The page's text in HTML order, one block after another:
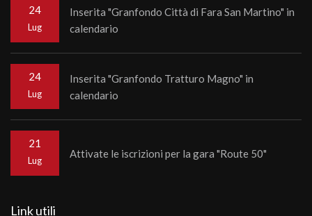
24
Lug
Inserita "Granfondo Città di Fara San Martino" in
calendario
24
Lug
Inserita "Granfondo Tratturo Magno" in
calendario
21
Lug
Attivate le iscrizioni per la gara "Route 50"
Link utili